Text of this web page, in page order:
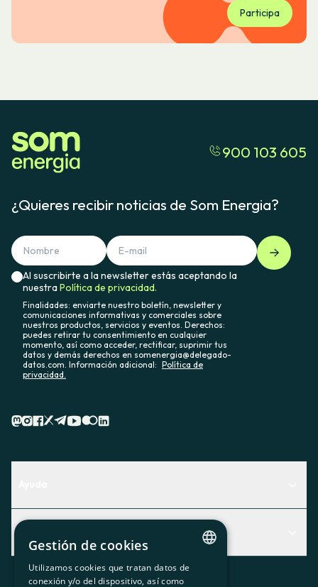
Participa
900 103 605
¿Quieres recibir noticias de Som Energia?
Al suscribirte a la newsletter estás aceptando la
nuestraPolítica de privacidad.
Finalidades: enviarte nuestro boletín, newsletter y
comunicaciones informativas y comerciales sobre
nuestros productos, servicios y eventos. Derechos:
puedes retirar tu consentimiento en cualquier
momento, así como acceder, rectificar, suprimir tus
datos y demás derechos en somenergia@delegado-
datos.com. Información adicional: Política de
privacidad.
Descubre qué servicio te encaja mejor
Contacto
Actualidad
CATALAN
Gestión de cookies
Utilizamos cookies que tratan datos de
conexión y/o del dispositivo, así como